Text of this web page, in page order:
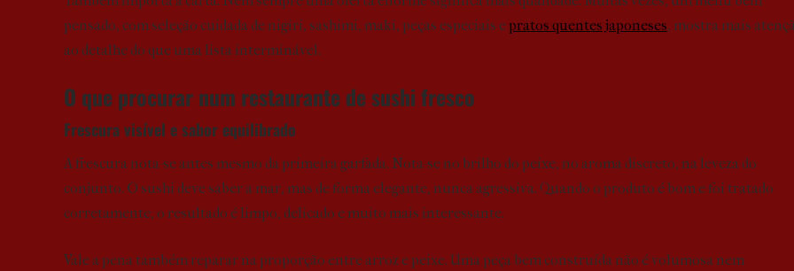
pensado, com seleção cuidada de nigiri, sashimi, maki, peças especiais e pratos quentes japoneses, mostra mais
ao detalhe do que uma lista interminável.
O que procurar num restaurante de sushi fresco
Frescura visível e sabor equilibrado
A frescura nota-se antes mesmo da primeira garfada. Nota-se no brilho do peixe, no aroma discreto, na leveza do
conjunto. O sushi deve saber a mar, mas de forma elegante, nunca agressiva. Quando o produto é bom e foi tratado
corretamente, o resultado é limpo, delicado e muito mais interessante.
Vale a pena também reparar na proporção entre arroz e peixe. Uma peça bem construída não é volumosa nem